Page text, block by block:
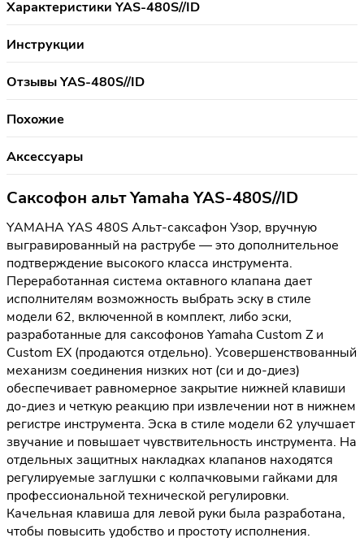
Характеристики YAS-480S//ID
Инструкции
Отзывы YAS-480S//ID
Похожие
Аксессуары
Саксофон альт Yamaha YAS-480S//ID
YAMAHA YAS 480S Альт-саксафон Узор, вручную
выгравированный на раструбе — это дополнительное
подтверждение высокого класса инструмента.
Переработанная система октавного клапана дает
исполнителям возможность выбрать эску в стиле
модели 62, включенной в комплект, либо эски,
разработанные для саксофонов Yamaha Custom Z и
Custom EX (продаются отдельно). Усовершенствованный
механизм соединения низких нот (си и до-диез)
обеспечивает равномерное закрытие нижней клавиши
до-диез и четкую реакцию при извлечении нот в нижнем
регистре инструмента. Эска в стиле модели 62 улучшает
звучание и повышает чувствительность инструмента. На
отдельных защитных накладках клапанов находятся
регулируемые заглушки с колпачковыми гайками для
профессиональной технической регулировки.
Качельная клавиша для левой руки была разработана,
чтобы повысить удобство и простоту исполнения.